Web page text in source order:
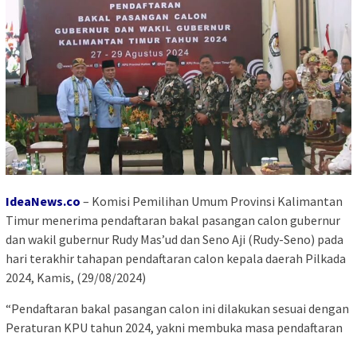
IdeaNews.co – Komisi Pemilihan Umum Provinsi Kalimantan
Timur menerima pendaftaran bakal pasangan calon gubernur
dan wakil gubernur Rudy Mas’ud dan Seno Aji (Rudy-Seno) pada
hari terakhir tahapan pendaftaran calon kepala daerah Pilkada
2024, Kamis, (29/08/2024)
“Pendaftaran bakal pasangan calon ini dilakukan sesuai dengan
Peraturan KPU tahun 2024, yakni membuka masa pendaftaran